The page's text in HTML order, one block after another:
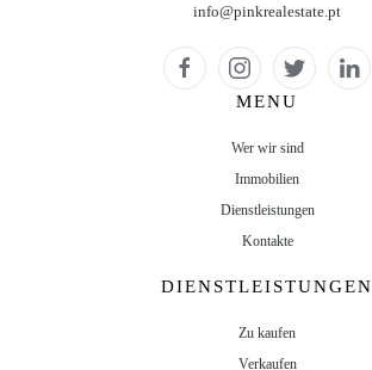
info@pinkrealestate.pt
MENU
Wer wir sind
Immobilien
Dienstleistungen
Kontakte
DIENSTLEISTUNGEN
Zu kaufen
Verkaufen